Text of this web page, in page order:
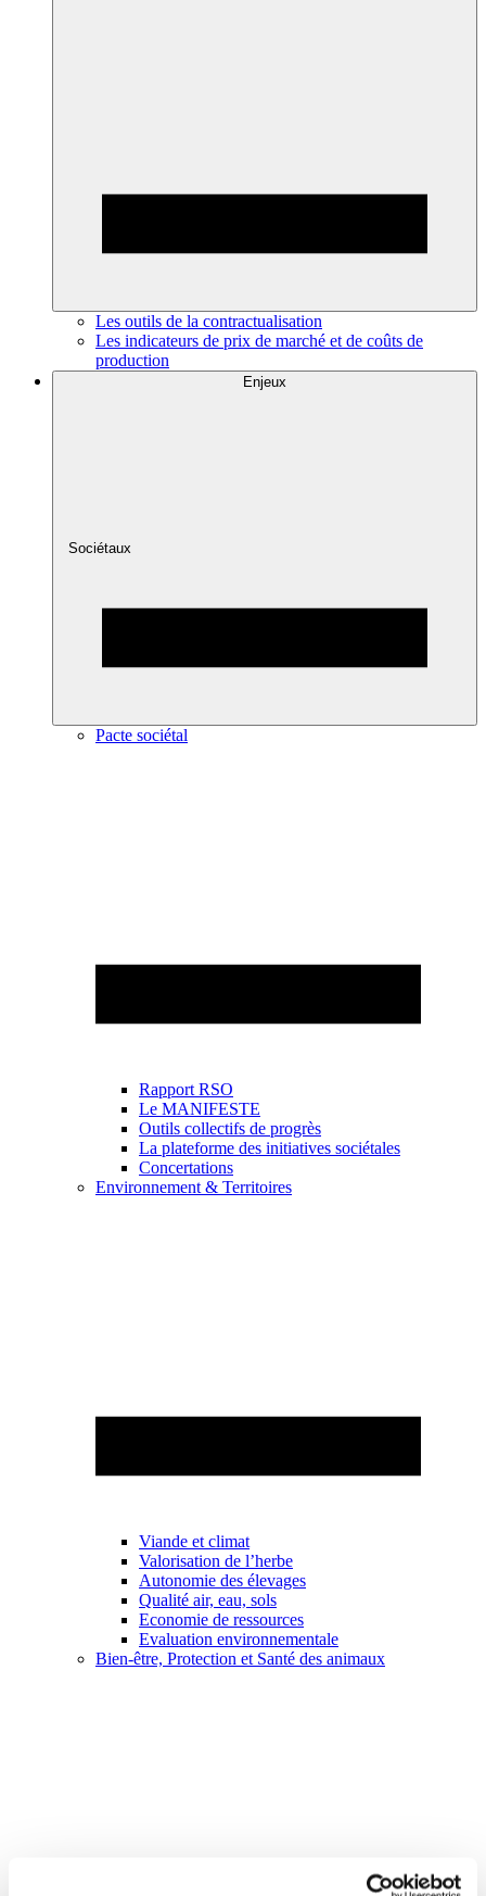
Les outils de la contractualisation
Les indicateurs de prix de marché et de coûts de
production
Enjeux
Sociétaux
Pacte sociétal
Rapport RSO
Le MANIFESTE
Outils collectifs de progrès
La plateforme des initiatives sociétales
Concertations
Environnement & Territoires
Viande et climat
Valorisation de l’herbe
Autonomie des élevages
Qualité air, eau, sols
Economie de ressources
Evaluation environnementale
Bien-être, Protection et Santé des animaux